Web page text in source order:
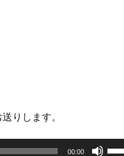
りします。
00:00
ボ